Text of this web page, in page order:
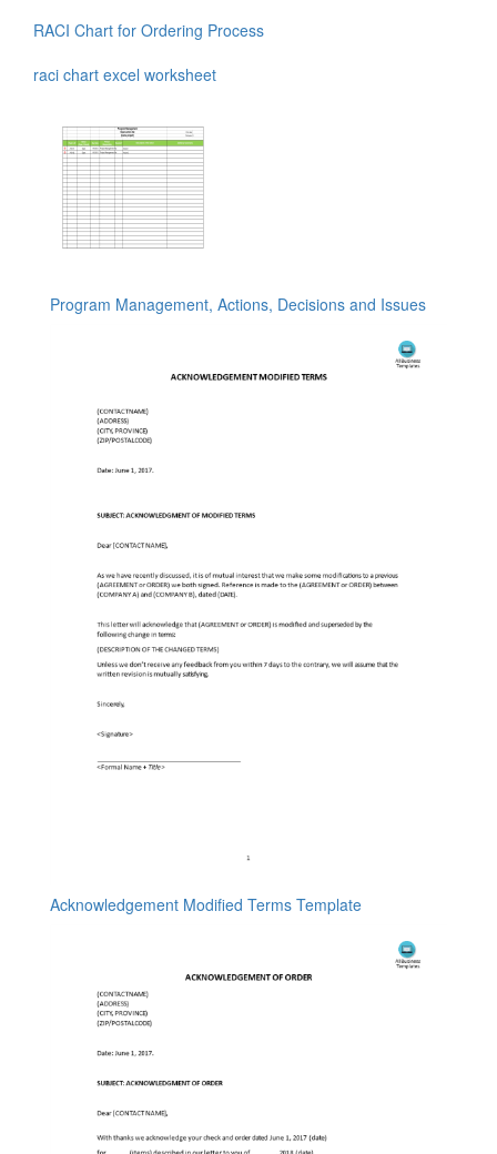
RACI Chart for Ordering Process
raci chart excel worksheet
Program Management, Actions, Decisions and Issues
Acknowledgement Modified Terms Template